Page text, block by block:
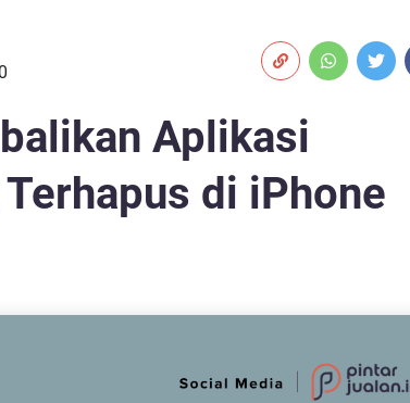
Aplikasi
di iPhone
0